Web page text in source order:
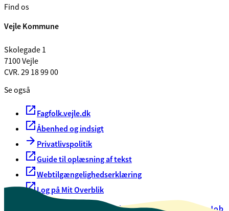
Find os
Vejle Kommune
Skolegade 1
7100 Vejle
CVR. 29 18 99 00
Se også
Fagfolk.vejle.dk
Åbenhed og indsigt
Privatlivspolitik
Guide til oplæsning af tekst
Webtilgængelighedserklæring
Log på Mit Overblik
Oversigt over selvbetjeningJob